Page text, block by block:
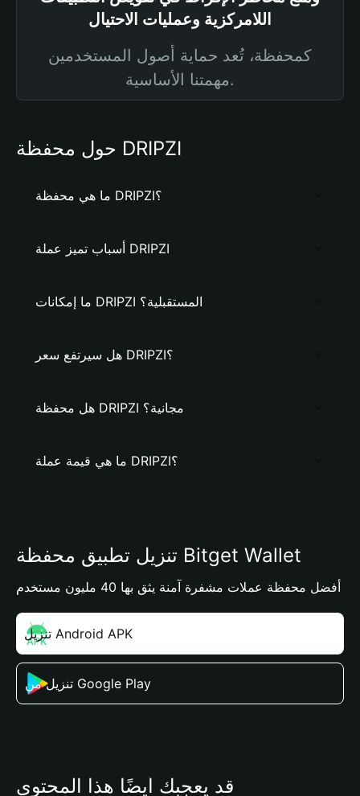
اللامركزية وعمليات الاحتيال
كمحفظة، تُعد حماية أصول المستخدمين
مهمتنا الأساسية.
حول محفظة DRIPZI
ما هي محفظة DRIPZI؟
أسباب تميز عملة DRIPZI
ما إمكانات DRIPZI المستقبلية؟
هل سيرتفع سعر DRIPZI؟
هل محفظة DRIPZI مجانية؟
ما هي قيمة عملة DRIPZI؟
تنزيل تطبيق محفظة Bitget Wallet
أفضل محفظة عملات مشفرة آمنة يثق بها 40 مليون مستخدم
تنزيل Android APK
تنزيل من Google Play
قد يعجبك أيضًا هذا المحتوى